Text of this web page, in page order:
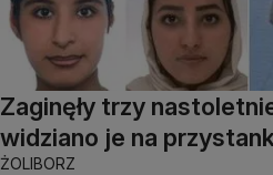
Zaginęły trzy
widziano je na
ŻOLIBORZ